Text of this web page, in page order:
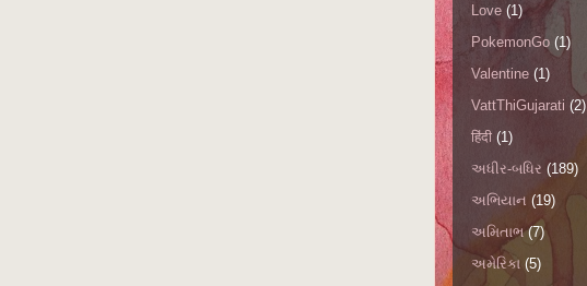
Love (1)
PokemonGo (1)
Valentine (1)
VattThiGujarati (2)
हिंदी (1)
અધીર-બધિર (189)
અભિયાન (19)
અમિતાભ (7)
અમેરિકા (5)